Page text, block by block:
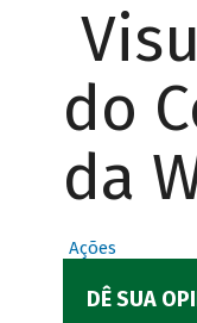
do
da
Ações
DÊ SUA